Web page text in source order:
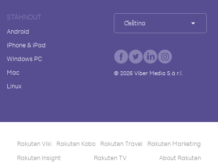
STÁHNOUT
Android
iPhone & iPad
Windows PC
Mac
Linux
Čeština
© 2026Viber Media S.à r.l.
Rakuten Viki Rakuten Kobo Rakuten Travel
Rakuten Marketing
Rakuten Insight
Rakuten TV About Rakuten